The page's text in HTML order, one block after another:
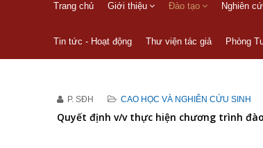
Trang chủ Giới thiệu Đào tạo Nghiên
Tin tức - Hoạt động Thư viện tác giả Phòng
P. SĐH CAO HỌC VÀ NGHIÊN CỨU SINH
Quyết định v/v thực hiện chương trình